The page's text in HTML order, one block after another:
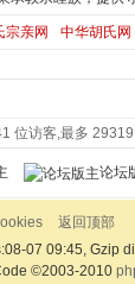
宗亲网 中华胡氏网
位访客,最多
论坛
返回顶部
07 09:45, Gzip
©2003-2010